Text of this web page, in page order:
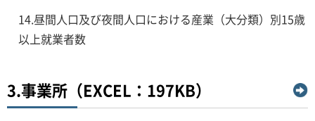
14.昼間人口及び夜間人口における産業（大分類）別15歳
以上就業者数
3.事業所（EXCEL：197KB）